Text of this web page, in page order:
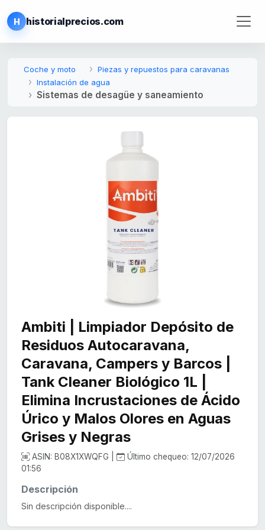
H historialprecios.com
Coche y moto
Piezas y repuestos para caravanas
Instalación de agua
Sistemas de desagüe y saneamiento
Ambiti | Limpiador Depósito de
Residuos Autocaravana,
Caravana, Campers y Barcos |
Tank Cleaner Biológico 1L |
Elimina Incrustaciones de Ácido
Úrico y Malos Olores en Aguas
Grises y Negras
ASIN: B08X1XWQFG |
Último chequeo: 12/07/2026
01:56
Descripción
Sin descripción disponible....